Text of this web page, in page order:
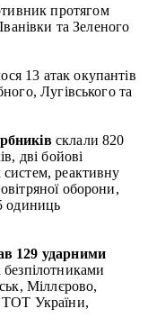
протягом
та Зеленого
13 атак окупантів
Лугівського та
склали 820
дві бойові
реактивну
оборони,
одиниць
129 ударними
безпілотниками
Міллєрово,
України,